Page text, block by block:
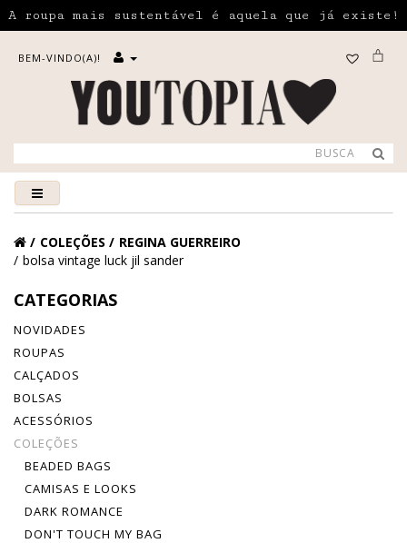
A roupa mais sustentável é aquela que já existe!
BEM-VINDO(A)!
COLEÇÕES
REGINA GUERREIRO
bolsa vintage luck jil sander
CATEGORIAS
NOVIDADES
ROUPAS
CALÇADOS
BOLSAS
ACESSÓRIOS
COLEÇÕES
BEADED BAGS
CAMISAS E LOOKS
DARK ROMANCE
DON'T TOUCH MY BAG